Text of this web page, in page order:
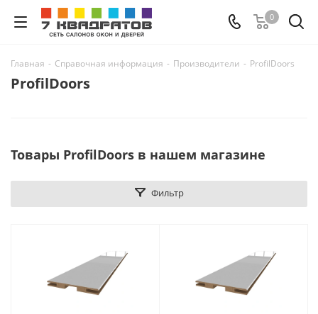
0
Главная - Справочная информация - Производители - ProfilDoors
ProfilDoors
Товары ProfilDoors в нашем магазине
Фильтр